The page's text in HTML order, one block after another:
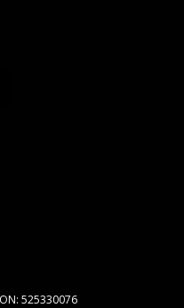
525330076